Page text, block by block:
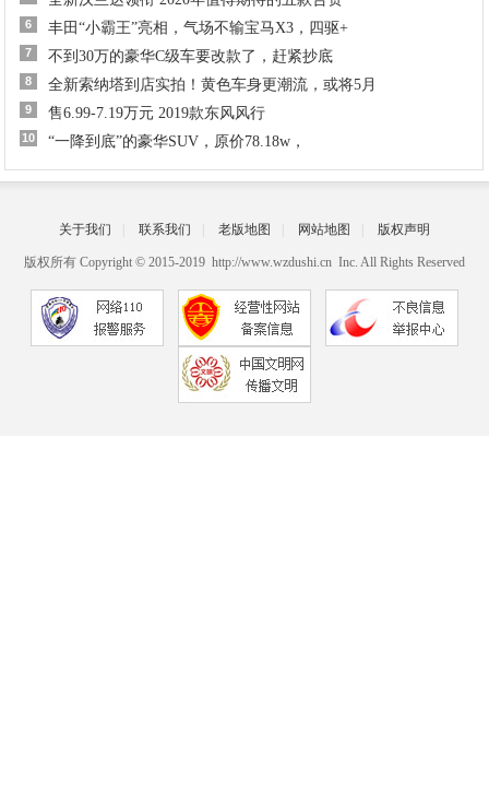
6 丰田“小霸王”亮相，气场不输宝马X3，四驱+
7 不到30万的豪华C级车要改款了，赶紧抄底
8 全新索纳塔到店实拍！黄色车身更潮流，或将5月
9 售6.99-7.19万元 2019款东风风行
10 “一降到底”的豪华SUV，原价78.18w，
关于我们 联系我们 老版地图 网站地图 版权声明
版权所有 Copyright © 2015-2019 http://www.wzdushi.cn Inc. All Rights Reserved